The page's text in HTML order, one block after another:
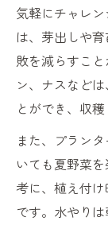
気軽にチャレ
は、芽出しや
敗を減らすこ
ン、ナスなど
とができ、収
また、プラン
いても夏野菜
考に、植え付
です。水やり